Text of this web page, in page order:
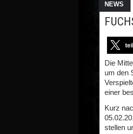
NEWS
Die
um den
einer
Kurz
stellen